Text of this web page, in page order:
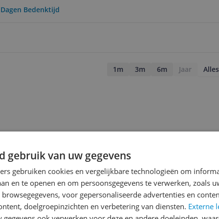
Bedenktijd
1m 3m 6m Jaar Alles
gebruik van uw gegevens
gebruiken cookies en vergelijkbare technologieën om
en te openen en om persoonsgegevens te verwerken, zoals
voor gepersonaliseerde advertenties en
doelgroepinzichten en verbetering van diensten. Externe